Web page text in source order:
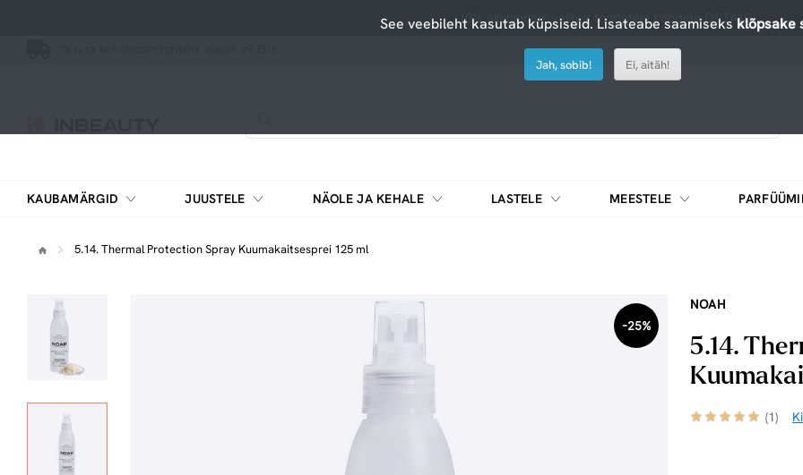
-10% allahindlus valitud toodetele koodiga OSTA10
KAUBAMÄRGID JUUSTELE NÄOLE JA KEHALE LASTELE MEESTELE
5.14. Thermal Protection Spray Kuumakaitsesprei 125 ml
-25%
NOAH
5.14.
(1)
See veebileht kasutab küpsiseid. Lisateabe saamiseks klõpsake
Jah, sobib! Ei, aitäh!